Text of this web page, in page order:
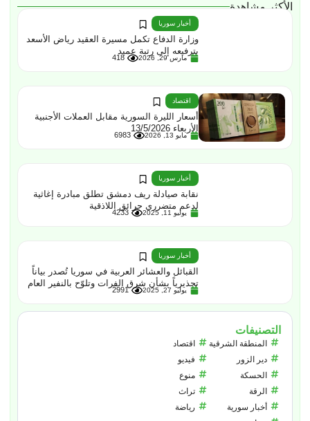
الأكثر مشاهدة
أخبار سوريا
وزارة الدفاع تكمل مسيرة العقيد رياض الأسعد
بترفيعه إلى رتبة عميد
مارس 29, 2026 418
اقتصاد
أسعار الليرة السورية مقابل العملات الأجنبية
الأربعاء 13/5/2026
مايو 13, 2026 6983
أخبار سوريا
نقابة صيادلة ريف دمشق تطلق مبادرة إغاثية
لدعم متضرري حرائق اللاذقية
يوليو 11, 2025 4233
أخبار سوريا
القبائل والعشائر العربية في سوريا تُصدر بياناً
تحذيرياً بشأن شرق الفرات وتلوّح بالنفير العام
يوليو 27, 2025 2991
التصنيفات
المنطقة الشرقية
دير الزور
الحسكة
الرقة
أخبار سورية
اقتصاد
فيديو
منوع
تراث
رياضة